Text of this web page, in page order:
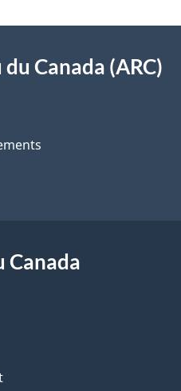
Canada (ARC)
Canada